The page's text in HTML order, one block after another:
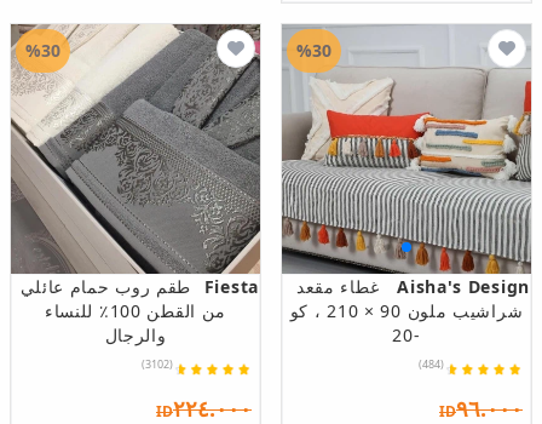
Aisha's Design
غطاء مقعد
شراشيب ملون 90 × 210 ، كو
-20
(484)
ID٩٦.٠٠٠
%30
Fiesta
طقم روب حمام عائلي
من القطن 100٪ للنساء
والرجال
(3102)
ID٢٢٤.٠٠٠
%30